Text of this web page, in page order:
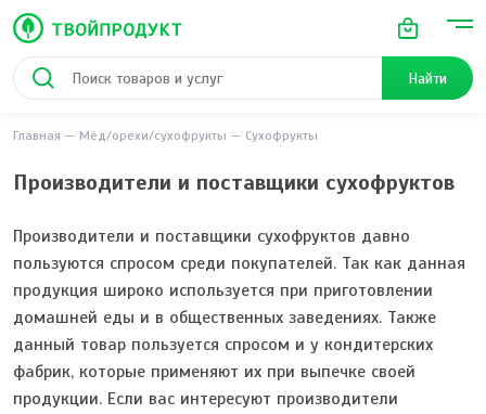
Найти
Главная Мёд/орехи/сухофрукты Сухофрукты
Производители и поставщики сухофруктов
Производители и поставщики сухофруктов давно
пользуются спросом среди покупателей. Так как данная
продукция широко используется при приготовлении
домашней еды и в общественных заведениях. Также
данный товар пользуется спросом и у кондитерских
фабрик, которые применяют их при выпечке своей
продукции. Если вас интересуют производители